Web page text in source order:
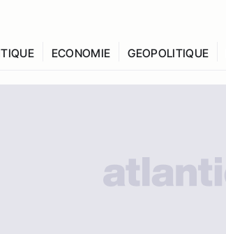
ECONOMIE GEOPOLITIQUE